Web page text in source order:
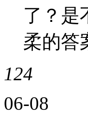
了？是
柔的答
124
06-08